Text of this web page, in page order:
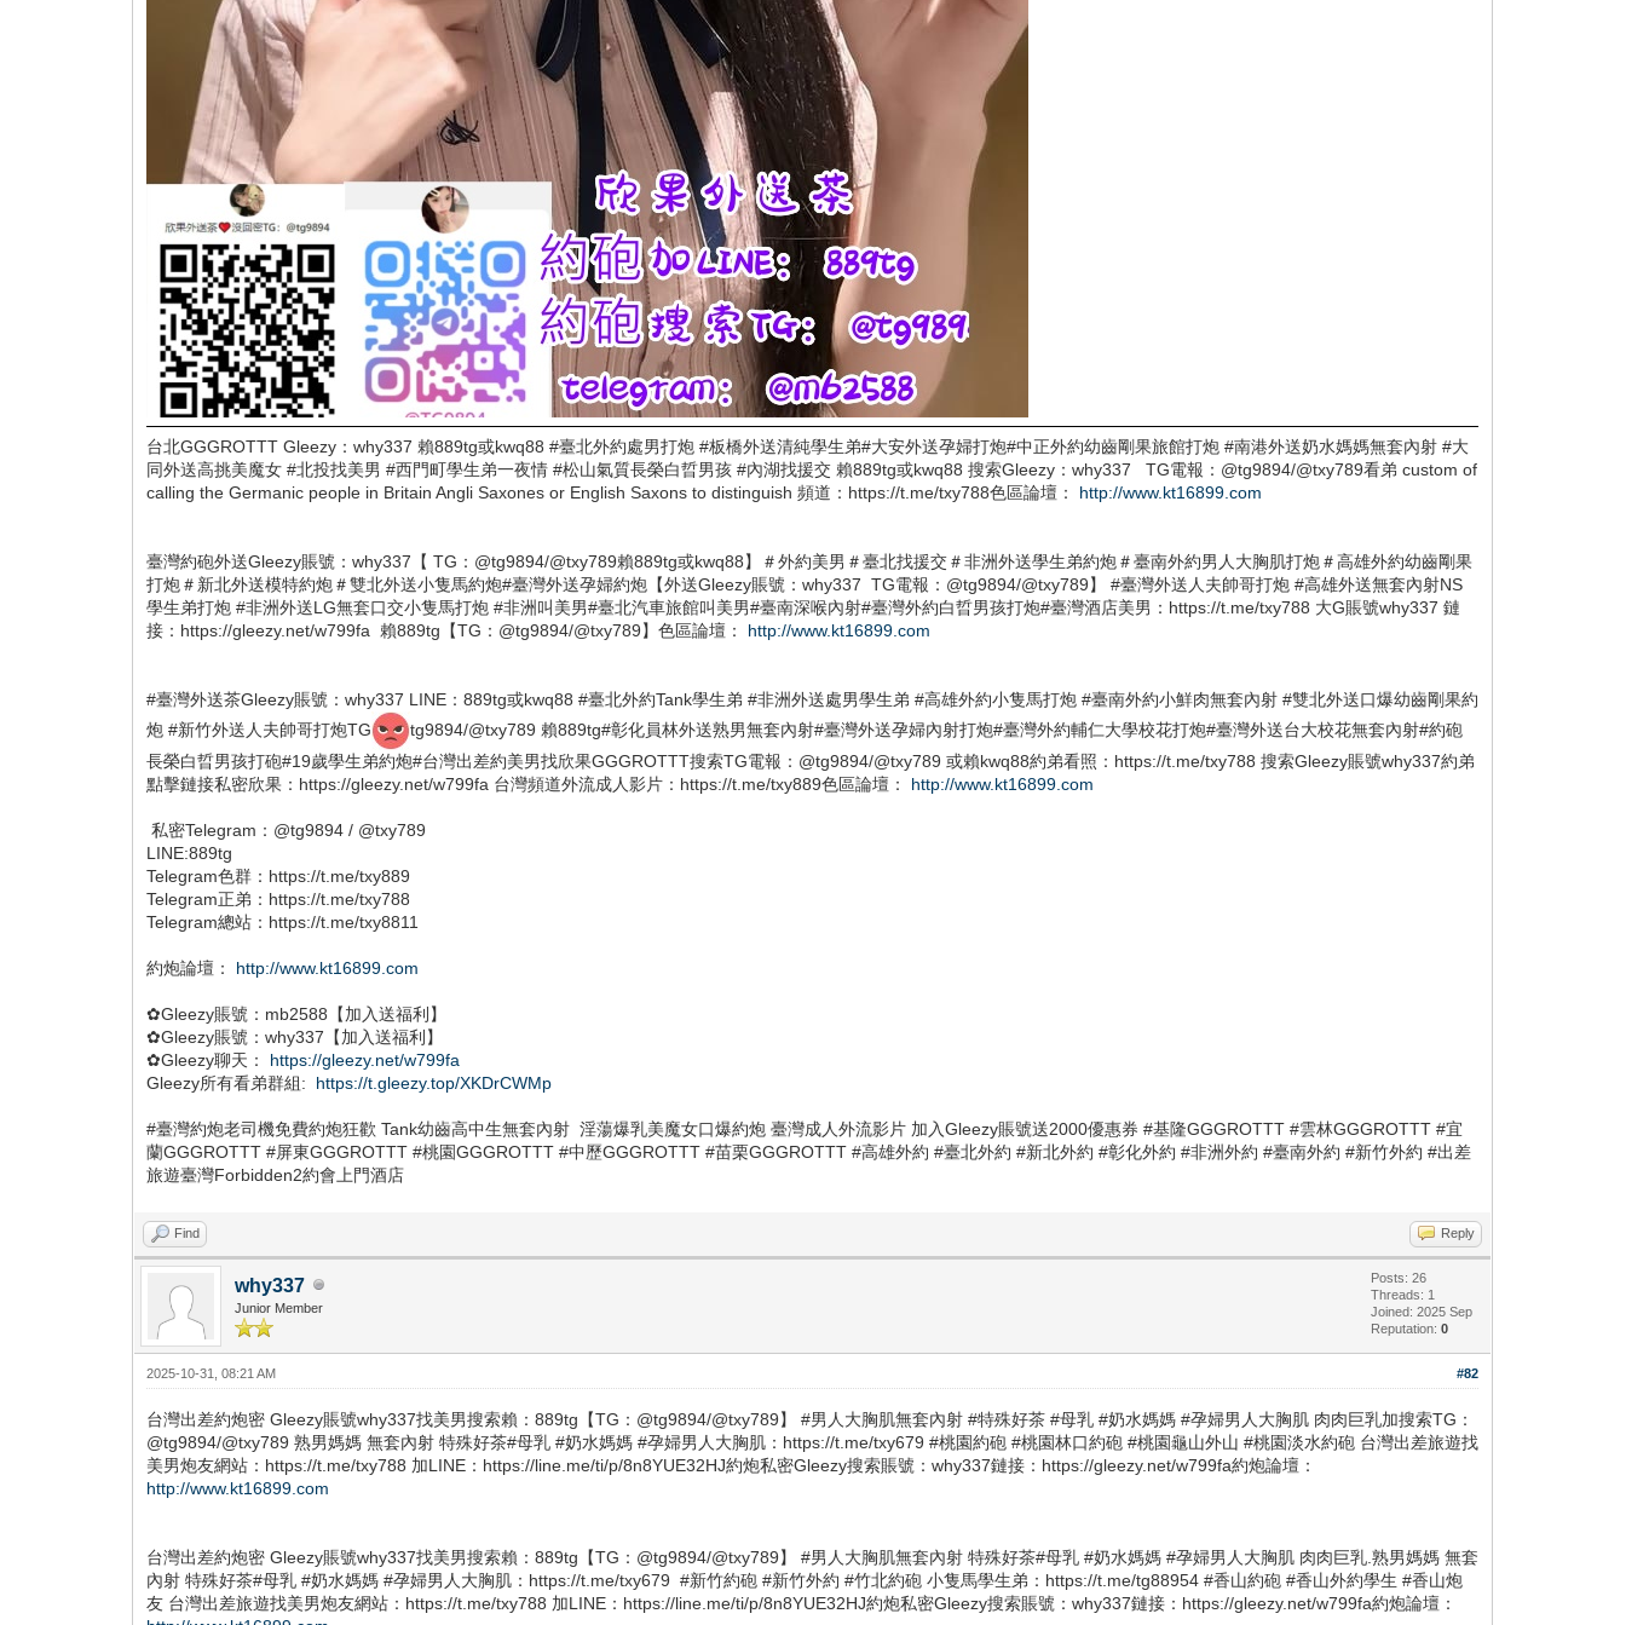
台北GGGROTTT Gleezy：why337 賴889tg或kwq88 #臺北外約處男打炮 #板橋外送清純學生弟#大安外送孕婦打炮#中正外約幼齒剛果旅館打炮 #南港外送奶水媽媽無套內射 #大
同外送高挑美魔女 #北投找美男 #西門町學生弟一夜情 #松山氣質長榮白晢男孩 #內湖找援交 賴889tg或kwq88 搜索Gleezy：why337 TG電報：@tg9894/@txy789看弟 custom of
calling the Germanic people in Britain Angli Saxones or English Saxons to distinguish 頻道：https://t.me/txy788色區論壇： http://www.kt16899.com
臺灣約砲外送Gleezy賬號：why337【 TG：@tg9894/@txy789賴889tg或kwq88】＃外約美男＃臺北找援交＃非洲外送學生弟約炮＃臺南外約男人大胸肌打炮＃高雄外約幼齒剛果
打炮＃新北外送模特約炮＃雙北外送小隻馬約炮#臺灣外送孕婦約炮【外送Gleezy賬號：why337 TG電報：@tg9894/@txy789】 #臺灣外送人夫帥哥打炮 #高雄外送無套內射NS
學生弟打炮 #非洲外送LG無套口交小隻馬打炮 #非洲叫美男#臺北汽車旅館叫美男#臺南深喉內射#臺灣外約白晢男孩打炮#臺灣酒店美男：https://t.me/txy788 大G賬號why337 鏈
接：https://gleezy.net/w799fa 賴889tg【TG：@tg9894/@txy789】色區論壇： http://www.kt16899.com
#臺灣外送茶Gleezy賬號：why337 LINE：889tg或kwq88 #臺北外約Tank學生弟 #非洲外送處男學生弟 #高雄外約小隻馬打炮 #臺南外約小鮮肉無套內射 #雙北外送口爆幼齒剛果約
炮 #新竹外送人夫帥哥打炮TG
tg9894/@txy789 賴889tg#彰化員林外送熟男無套內射#臺灣外送孕婦內射打炮#臺灣外約輔仁大學校花打炮#臺灣外送台大校花無套內射#約砲
長榮白晢男孩打砲#19歲學生弟約炮#台灣出差約美男找欣果GGGROTTT搜索TG電報：@tg9894/@txy789 或賴kwq88約弟看照：https://t.me/txy788 搜索Gleezy賬號why337約弟
點擊鏈接私密欣果：https://gleezy.net/w799fa 台灣頻道外流成人影片：https://t.me/txy889色區論壇： http://www.kt16899.com
私密Telegram：@tg9894 / @txy789
LINE:889tg
Telegram色群：https://t.me/txy889
Telegram正弟：https://t.me/txy788
Telegram總站：https://t.me/txy8811
約炮論壇： http://www.kt16899.com
✿Gleezy賬號：mb2588【加入送福利】
✿Gleezy賬號：why337【加入送福利】
✿Gleezy聊天： https://gleezy.net/w799fa
Gleezy所有看弟群組: https://t.gleezy.top/XKDrCWMp
#臺灣約炮老司機免費約炮狂歡 Tank幼齒高中生無套內射 淫蕩爆乳美魔女口爆約炮 臺灣成人外流影片 加入Gleezy賬號送2000優惠券 #基隆GGGROTTT #雲林GGGROTTT #宜
蘭GGGROTTT #屏東GGGROTTT #桃園GGGROTTT #中歷GGGROTTT #苗栗GGGROTTT #高雄外約 #臺北外約 #新北外約 #彰化外約 #非洲外約 #臺南外約 #新竹外約 #出差
旅遊臺灣Forbidden2約會上門酒店
Find Reply
why337
Junior Member
Posts: 26
Threads: 1
Joined: 2025 Sep
Reputation:0
#82
2025-10-31, 08:21 AM
台灣出差約炮密 Gleezy賬號why337找美男搜索賴：889tg【TG：@tg9894/@txy789】 #男人大胸肌無套內射 #特殊好茶 #母乳 #奶水媽媽 #孕婦男人大胸肌 肉肉巨乳加搜索TG：
@tg9894/@txy789 熟男媽媽 無套內射 特殊好茶#母乳 #奶水媽媽 #孕婦男人大胸肌：https://t.me/txy679 #桃園約砲 #桃園林口約砲 #桃園龜山外山 #桃園淡水約砲 台灣出差旅遊找
美男炮友網站：https://t.me/txy788 加LINE：https://line.me/ti/p/8n8YUE32HJ約炮私密Gleezy搜索賬號：why337鏈接：https://gleezy.net/w799fa約炮論壇：
http://www.kt16899.com
台灣出差約炮密 Gleezy賬號why337找美男搜索賴：889tg【TG：@tg9894/@txy789】 #男人大胸肌無套內射 特殊好茶#母乳 #奶水媽媽 #孕婦男人大胸肌 肉肉巨乳.熟男媽媽 無套
內射 特殊好茶#母乳 #奶水媽媽 #孕婦男人大胸肌：https://t.me/txy679 #新竹約砲 #新竹外約 #竹北約砲 小隻馬學生弟：https://t.me/tg88954 #香山約砲 #香山外約學生 #香山炮
友 台灣出差旅遊找美男炮友網站：https://t.me/txy788 加LINE：https://line.me/ti/p/8n8YUE32HJ約炮私密Gleezy搜索賬號：why337鏈接：https://gleezy.net/w799fa約炮論壇：